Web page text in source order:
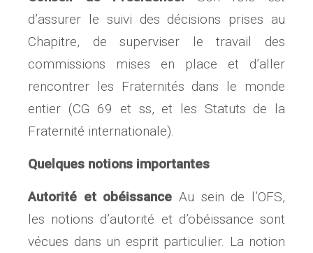
d’assurer le suivi des décisions prises au
Chapitre, de superviser le travail des
commissions mises en place et d’aller
rencontrer les Fraternités dans le monde
entier (CG 69 et ss, et les Statuts de la
Fraternité internationale).
Quelques notions importantes
Autorité et obéissance Au sein de l’OFS,
les notions d’autorité et d’obéissance sont
vécues dans un esprit particulier. La notion